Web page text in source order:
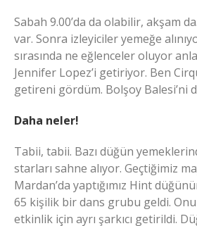
Sabah 9.00’da da olabilir, akşam
var. Sonra izleyiciler yemeğe
sırasında ne eğlenceler oluyor
Jennifer Lopez’i getiriyor. Ben
getireni gördüm. Bolşoy Balesi’ni
Daha neler!
Tabii, tabii. Bazı düğün
starları sahne alıyor. Geçtiğimiz
Mardan’da yaptığımız Hint
65 kişilik bir dans grubu geldi.
etkinlik için ayrı şarkıcı getirildi.